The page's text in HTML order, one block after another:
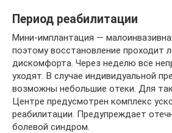
Период реабилитации
Мини-имплантация —
поэтому восстановление проходит
дискомфорта. Через неделю все
уходят. В случае индивидуальной
возможны небольшие отеки. Для
Центре предусмотрен комплекс
реабилитации. Предупреждает
болевой синдром.